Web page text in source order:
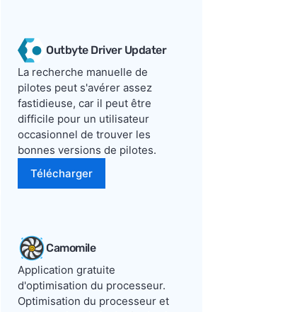
Outbyte Driver Updater
La recherche manuelle de
pilotes peut s'avérer assez
fastidieuse, car il peut être
difficile pour un utilisateur
occasionnel de trouver les
bonnes versions de pilotes.
Télécharger
Camomile
Application gratuite
d'optimisation du processeur.
Optimisation du processeur et